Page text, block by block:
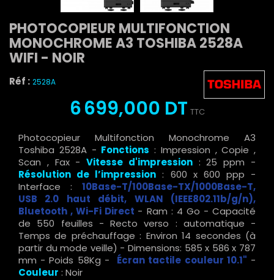
PHOTOCOPIEUR MULTIFONCTION
MONOCHROME A3 TOSHIBA 2528A
WIFI - NOIR
Réf : 2528A
6 699,000 DT TTC
Photocopieur Multifonction Monochrome A3
Toshiba 2528A - Fonctions : Impression , Copie ,
Scan , Fax -Vitesse d'impression: 25 ppm -
Résolution de l’impression : 600 x 600 ppp -
Interface : 10Base-T/100Base-TX/1000Base-T,
USB 2.0 haut débit, WLAN (IEEE802.11b/g/n),
Bluetooth , Wi-Fi Direct - Ram : 4 Go - Capacité
de 550 feuilles - Recto verso : automatique -
Temps de préchauffage : Environ 14 secondes (à
partir du mode veille) - Dimensions: 585 x 586 x 787
mm - Poids 58Kg - Écran tactile couleur 10.1" -
Couleur : Noir